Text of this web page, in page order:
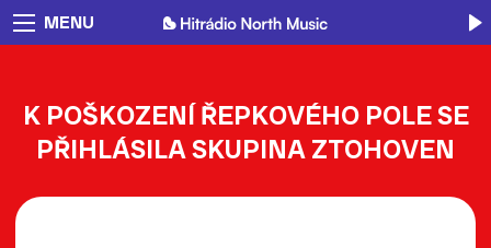
MENU
K POŠKOZENÍ ŘEPKOVÉHO POLE SE
PŘIHLÁSILA SKUPINA ZTOHOVEN